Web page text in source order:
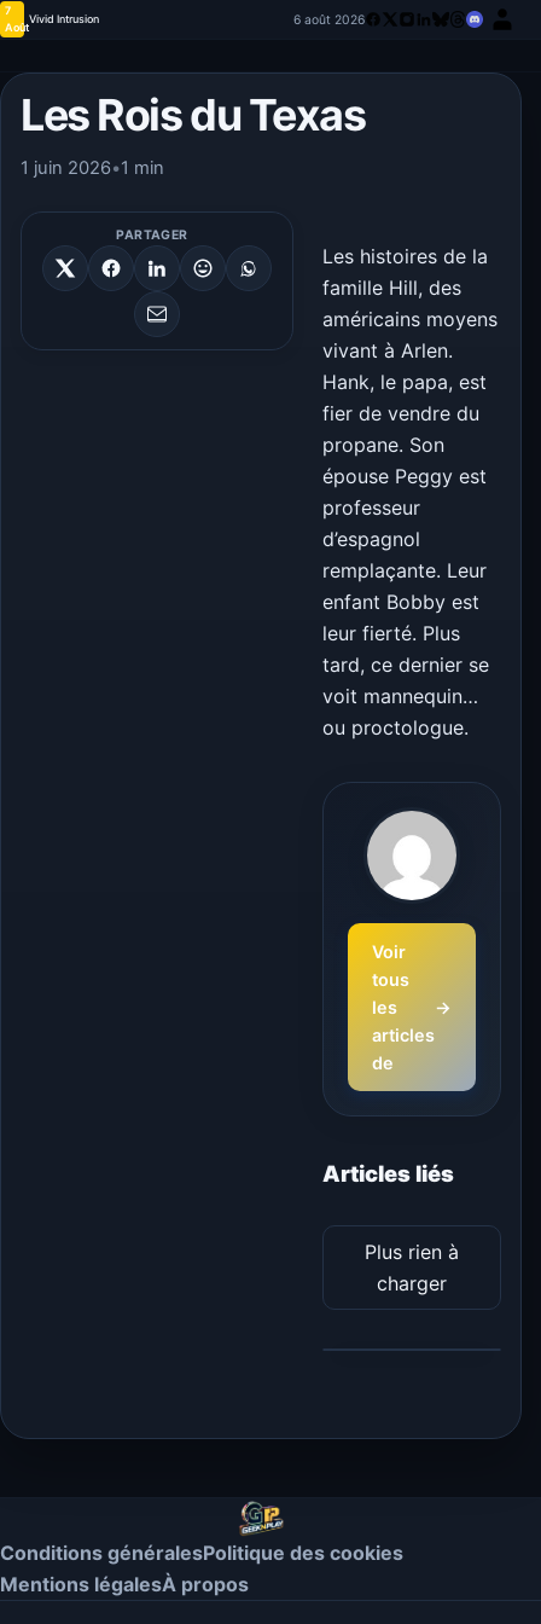
7
Août
Vivid Intrusion 6 août 2026
Les Rois du Texas
1 juin 2026•1 min
PARTAGER
Les histoires de la
famille Hill, des
américains moyens
vivant à Arlen.
Hank, le papa, est
fier de vendre du
propane. Son
épouse Peggy est
professeur
d’espagnol
remplaçante. Leur
enfant Bobby est
leur fierté. Plus
tard, ce dernier se
voit mannequin…
ou proctologue.
Voir
tous
les
articles
de
→
Articles liés
Plus rien à
charger
Conditions généralesPolitique des cookies
Mentions légalesÀ propos